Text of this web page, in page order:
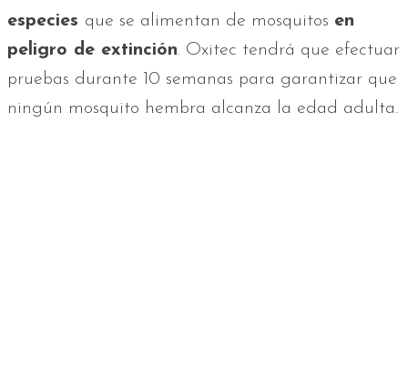
especies que se alimentan de mosquitos en
peligro de extinción. Oxitec tendrá que efectuar
pruebas durante 10 semanas para garantizar que
ningún mosquito hembra alcanza la edad adulta.